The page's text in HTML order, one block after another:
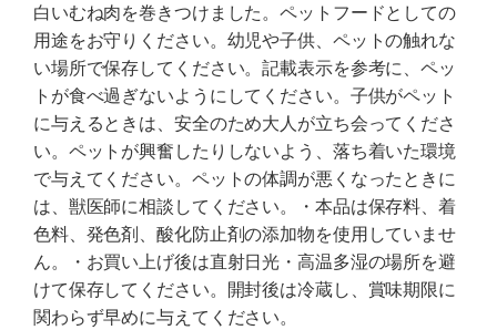
白いむね肉を巻きつけました。ペットフードとしての
用途をお守りください。幼児や子供、ペットの触れな
い場所で保存してください。記載表示を参考に、ペッ
トが食べ過ぎないようにしてください。子供がペット
に与えるときは、安全のため大人が立ち会ってくださ
い。ペットが興奮したりしないよう、落ち着いた環境
で与えてください。ペットの体調が悪くなったときに
は、獣医師に相談してください。・本品は保存料、着
色料、発色剤、酸化防止剤の添加物を使用していませ
ん。・お買い上げ後は直射日光・高温多湿の場所を避
けて保存してください。開封後は冷蔵し、賞味期限に
関わらず早めに与えてください。